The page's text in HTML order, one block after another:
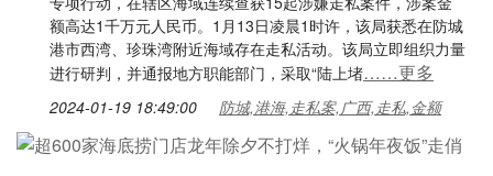
额高达1千万元人民币。1月13日凌晨1时许，该局获悉在防城
港市西湾、珍珠湾附近海域存在走私活动。该局立即组织力量
进行研判，并通报地方职能部门，采取“陆上堵……更多
2024-01-19 18:49:00 防城,港海,走私案,广西,走私,金额